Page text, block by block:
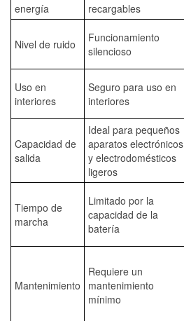
energía
recargables
Nivel de ruido
Funcionamiento
silencioso
Uso en
interiores
Seguro para uso en
interiores
Capacidad de
salida
Ideal para pequeños
aparatos electrónicos
y electrodomésticos
ligeros
Tiempo de
marcha
Limitado por la
capacidad de la
batería
Mantenimiento
Requiere un
mantenimiento
mínimo